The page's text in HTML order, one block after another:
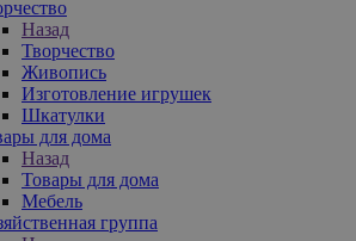
Назад
Творчество
Живопись
Изготовление игрушек
Шкатулки
для дома
Назад
Товары для дома
Мебель
группа